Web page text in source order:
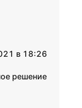
в 18:26
решение